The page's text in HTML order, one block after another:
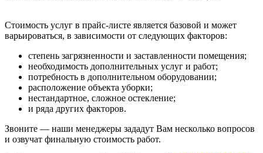
Стоимость услуг в прайс-листе является базовой и может
варьироваться, в зависимости от следующих факторов:
степень загрязненности и заставленности помещения;
необходимость дополнительных услуг и работ;
потребность в дополнительном оборудовании;
расположение объекта уборки;
нестандартное, сложное остекление;
и ряда других факторов.
Звоните — наши менеджеры зададут Вам несколько вопросов
и озвучат финальную стоимость работ.